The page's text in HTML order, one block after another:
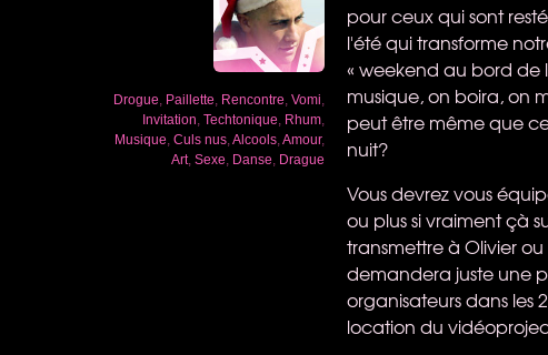
Drogue Paillette Rencontre Vomi
Invitation Techtonique Rhum
Musique Culs nus Alcools Amour,
Art, Sexe Danse Drague
pour ceux qui sont
l'été qui transforme
« weekend au bord de
musique, on boira, on
peut être même que
nuit?
Vous devrez vous
ou plus si vraiment çà
transmettre à Olivier
demandera juste une
organisateurs dans les
location du